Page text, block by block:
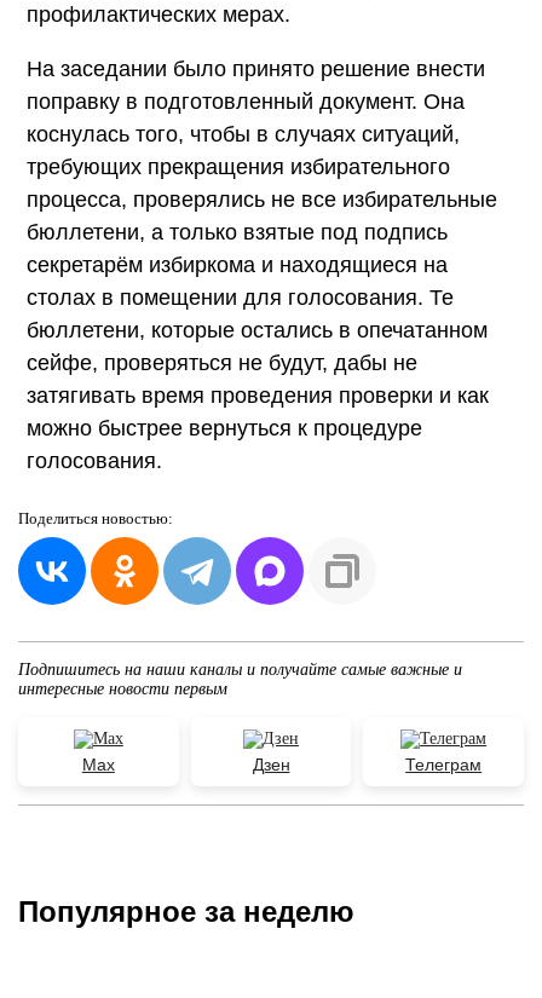
профилактических мерах.
На заседании было принято решение внести
поправку в подготовленный документ. Она
коснулась того, чтобы в случаях ситуаций,
требующих прекращения избирательного
процесса, проверялись не все избирательные
бюллетени, а только взятые под подпись
секретарём избиркома и находящиеся на
столах в помещении для голосования. Те
бюллетени, которые остались в опечатанном
сейфе, проверяться не будут, дабы не
затягивать время проведения проверки и как
можно быстрее вернуться к процедуре
голосования.
Поделиться новостью:
Подпишитесь на наши каналы и получайте самые важные и
интересные новости первым
Max Дзен Телеграм
Популярное за неделю